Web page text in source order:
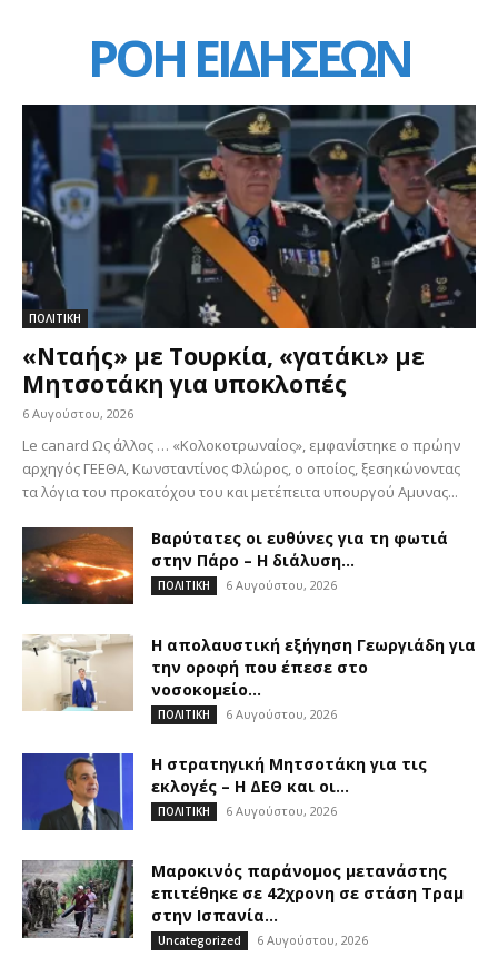
ΡΟΗ ΕΙΔΗΣΕΩΝ
ΠΟΛΙΤΙΚΗ
«Νταής» με Τουρκία, «γατάκι» με
Μητσοτάκη για υποκλοπές
6 Αυγούστου, 2026
Le canard Ως άλλος … «Κολοκοτρωναίος», εμφανίστηκε ο πρώην
αρχηγός ΓΕΕΘΑ, Κωνσταντίνος Φλώρος, ο οποίος, ξεσηκώνοντας
τα λόγια του προκατόχου του και μετέπειτα υπουργού Αμυνας...
Βαρύτατες οι ευθύνες για τη φωτιά
στην Πάρο – Η διάλυση...
ΠΟΛΙΤΙΚΗ 6 Αυγούστου, 2026
Η απολαυστική εξήγηση Γεωργιάδη για
την οροφή που έπεσε στο
νοσοκομείο...
ΠΟΛΙΤΙΚΗ 6 Αυγούστου, 2026
Η στρατηγική Μητσοτάκη για τις
εκλογές – Η ΔΕΘ και οι...
ΠΟΛΙΤΙΚΗ 6 Αυγούστου, 2026
Μαροκινός παράνομος μετανάστης
επιτέθηκε σε 42χρονη σε στάση Τραμ
στην Ισπανία...
Uncategorized 6 Αυγούστου, 2026